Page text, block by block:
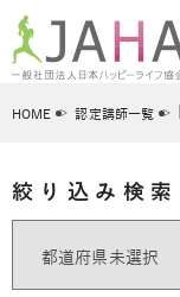
HOME 認定講師一覧
絞り込み検索